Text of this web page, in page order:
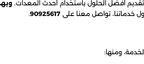
أفضل الحلول باستخدام أحدث المعدات.
خدماتنا، تواصل معنا على 90925617
.
ومنها: